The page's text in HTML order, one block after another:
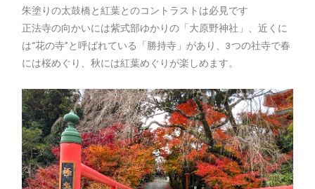
朱塗りの太鼓橋と紅葉とのコントラストは必見です
正法寺の向かいには紫式部ゆかりの「大原野神社」、近くに
は“花の寺”と呼ばれている「勝持寺」があり、3つの社寺で春
には桜めぐり、秋には紅葉めぐりが楽しめます。